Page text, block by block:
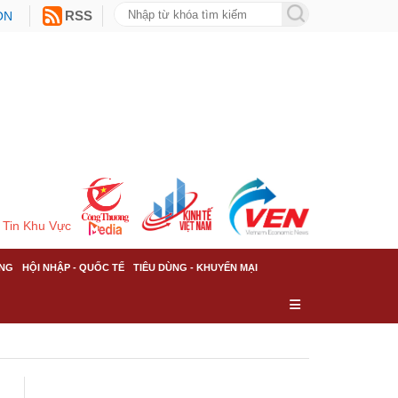
RSS
Tin Khu Vực
HỘI NHẬP - QUỐC TẾ TIÊU DÙNG - KHUYẾN MẠI